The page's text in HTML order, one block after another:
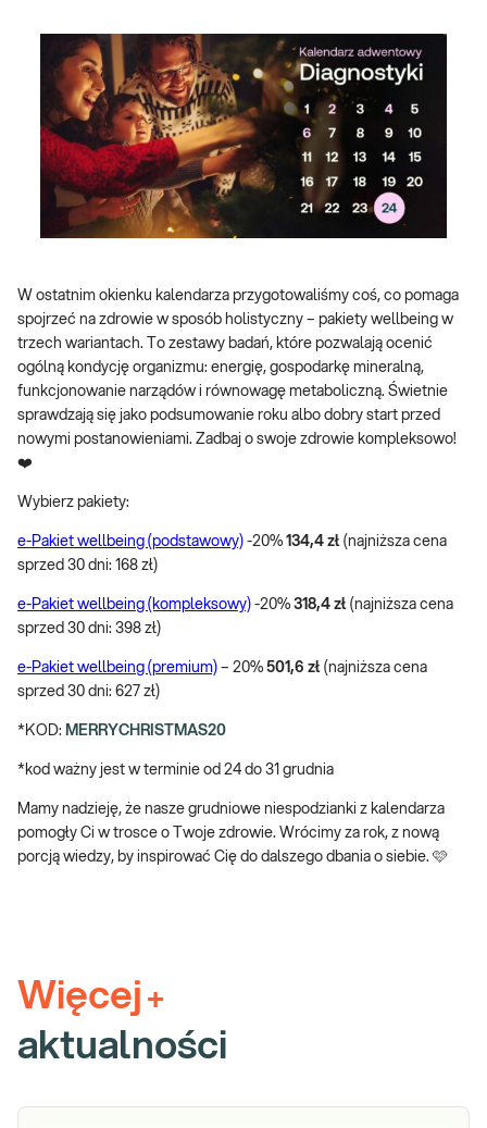
W ostatnim okienku kalendarza przygotowaliśmy coś, co pomaga
spojrzeć na zdrowie w sposób holistyczny – pakiety wellbeing w
trzech wariantach. To zestawy badań, które pozwalają ocenić
ogólną kondycję organizmu: energię, gospodarkę mineralną,
funkcjonowanie narządów i równowagę metaboliczną. Świetnie
sprawdzają się jako podsumowanie roku albo dobry start przed
nowymi postanowieniami. Zadbaj o swoje zdrowie kompleksowo!
❤️
Wybierz pakiety:
e-Pakiet wellbeing (podstawowy) -20% 134,4 zł (najniższa cena
sprzed 30 dni: 168 zł)
e-Pakiet wellbeing (kompleksowy) -20% 318,4 zł (najniższa cena
sprzed 30 dni: 398 zł)
e-Pakiet wellbeing (premium) – 20% 501,6 zł (najniższa cena
sprzed 30 dni: 627 zł)
*KOD: MERRYCHRISTMAS20
*kod ważny jest w terminie od 24 do 31 grudnia
Mamy nadzieję, że nasze grudniowe niespodzianki z kalendarza
pomogły Ci w trosce o Twoje zdrowie. Wrócimy za rok, z nową
porcją wiedzy, by inspirować Cię do dalszego dbania o siebie. 🩷
Więcej +
aktualności